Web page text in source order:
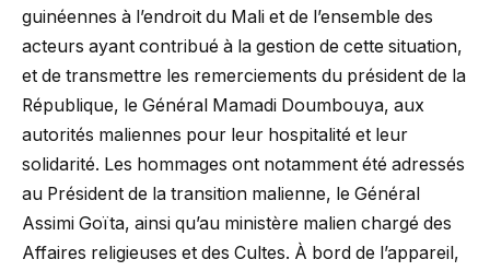
guinéennes à l’endroit du Mali et de l’ensemble des
acteurs ayant contribué à la gestion de cette situation,
et de transmettre les remerciements du président de la
République, le Général Mamadi Doumbouya, aux
autorités maliennes pour leur hospitalité et leur
solidarité. Les hommages ont notamment été adressés
au Président de la transition malienne, le Général
Assimi Goïta, ainsi qu’au ministère malien chargé des
Affaires religieuses et des Cultes. À bord de l’appareil,